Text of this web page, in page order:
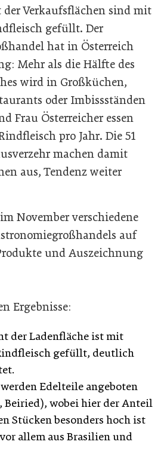
der Verkaufsflächen sind mit
gefüllt. Der
hat in Österreich
Mehr als die Hälfte des
wird in Großküchen,
oder Imbissständen
Frau Österreicher essen
pro Jahr. Die 51
machen damit
aus, Tendenz weiter
November verschiedene
auf
und Auszeichnung
Ergebnisse:
der Ladenfläche ist mit
gefüllt, deutlich
Edelteile angeboten
Beiried), wobei hier der Anteil
Stücken besonders hoch ist
allem aus Brasilien und